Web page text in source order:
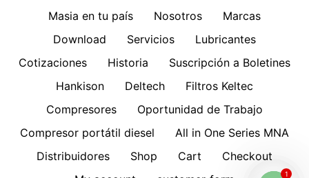
Masia en tu país
Nosotros
Marcas
Download
Servicios
Lubricantes
Cotizaciones
Historia
Suscripción a Boletines
Hankison
Deltech
Filtros Keltec
Compresores
Oportunidad de Trabajo
Compresor portátil diesel
All in One Series MNA
Distribuidores
Shop Cart
Checkout
1